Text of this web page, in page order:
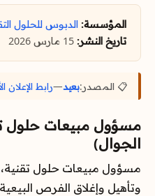
المؤسسة: الدبوس للحلول
تاريخ النشر:
📋 المصدر:بعيد—رابط الإعلان
الجوال)
مسؤول مبيعات حلول
وتأهيل وإغلاق الفرص